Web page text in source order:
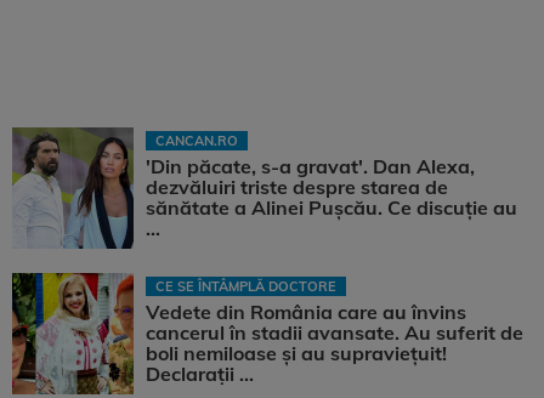
CANCAN.RO
'Din păcate, s-a gravat'. Dan Alexa,
dezvăluiri triste despre starea de
sănătate a Alinei Pușcău. Ce discuție au
...
CE SE ÎNTÂMPLĂ DOCTORE
Vedete din România care au învins
cancerul în stadii avansate. Au suferit de
boli nemiloase şi au supravieţuit!
Declarații ...